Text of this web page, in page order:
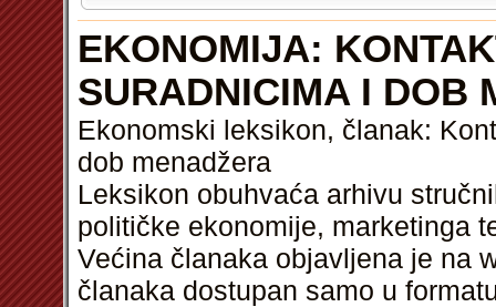
EKONOMIJA:
SURADNICIMA I DOB
Ekonomski leksikon, članak:
dob menadžera
Leksikon obuhvaća arhivu
političke ekonomije, marketinga
Većina članaka objavljena je na
članaka dostupan samo u